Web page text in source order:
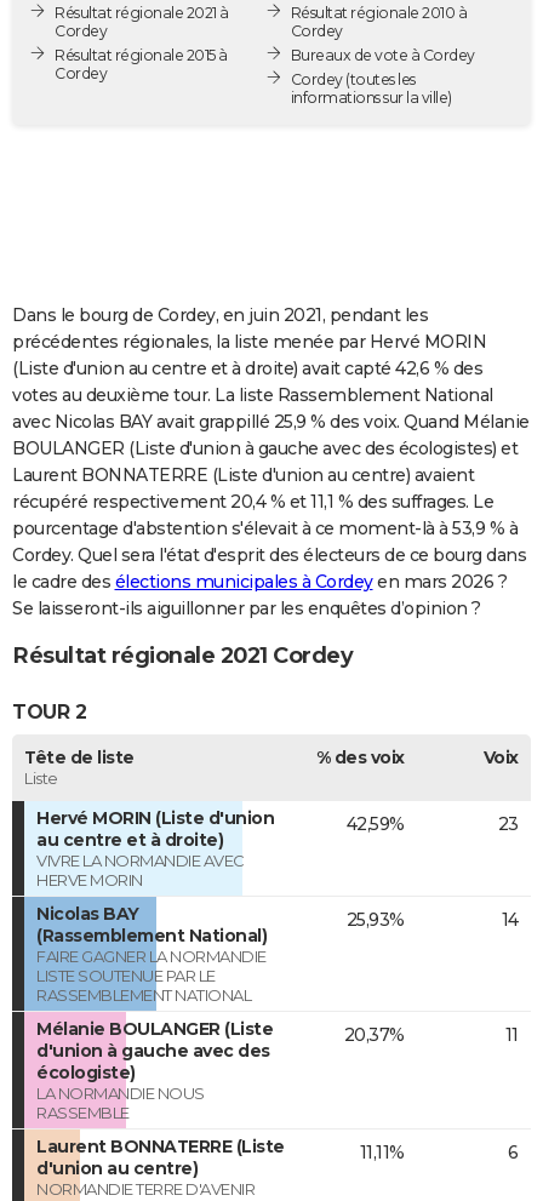
Destinations
City break
Voyage nature
Voyage de noces
Forum
PHOTO
GUIDES D'ACHAT
COPAINS D'AVANT
S'inscrire
Se connecter
Lycées
Collèges
Primaires
Universités
Entreprises
Service militaire
Avis de recherche
AVIS DE DÉCÈS
FORUM
Bricolage
Lifestyle
Culture
Sport
Television
Voyage
Cinema
Résultat régionale 2021 à
Cordey
Résultat régionale 2015 à
Cordey
Résultat régionale 2010 à
Cordey
Bureaux de vote à Cordey
Cordey(toutes les
informations sur la ville)
Dans le bourg de Cordey, en juin 2021, pendant les
précédentes régionales, la liste menée par Hervé MORIN
(Liste d'union au centre et à droite) avait capté 42,6 % des
votes au deuxième tour. La liste Rassemblement National
avec Nicolas BAY avait grappillé 25,9 % des voix. Quand Mélanie
BOULANGER (Liste d'union à gauche avec des écologistes) et
Laurent BONNATERRE (Liste d'union au centre) avaient
récupéré respectivement 20,4 % et 11,1 % des suffrages. Le
pourcentage d'abstention s'élevait à ce moment-là à 53,9 % à
Cordey. Quel sera l'état d'esprit des électeurs de ce bourg dans
le cadre des élections municipales à Cordeyen mars 2026 ?
Se laisseront-ils aiguillonner par les enquêtes d’opinion ?
Résultat régionale 2021 Cordey
TOUR 2
Tête de liste
Liste
% des voix Voix
Hervé MORIN (Liste d'union
au centre et à droite)
VIVRE LA NORMANDIE AVEC
HERVE MORIN
42,59% 23
Nicolas BAY
(Rassemblement National)
FAIRE GAGNER LA NORMANDIE
LISTE SOUTENUE PAR LE
RASSEMBLEMENT NATIONAL
25,93% 14
Mélanie BOULANGER (Liste
d'union à gauche avec des
écologiste)
LA NORMANDIE NOUS
RASSEMBLE
20,37% 11
Laurent BONNATERRE (Liste
d'union au centre)
NORMANDIE TERRE D'AVENIR
11,11% 6